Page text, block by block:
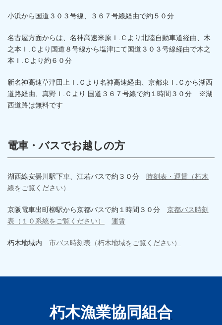
小浜から国道３０３号線、３６７号線経由で約５０分
名古屋方面からは、名神高速米原Ｉ.Ｃより北陸自動車道経由、木
之本Ｉ.Ｃより国道８号線から塩津にて国道３０３号線経由で木之
本Ｉ.Ｃより約６０分
新名神高速草津田上Ｉ.Ｃより名神高速経由、京都東Ｉ.Ｃから湖西
道路経由、真野Ｉ.Ｃより 国道３６７号線で約１時間３０分 ※湖
西道路は無料です
電車・バスでお越しの方
湖西線安曇川駅下車、江若バスで約３０分 時刻表・運賃（朽木
線をご覧ください）
京阪電車出町柳駅から京都バスで約１時間３０分 京都バス時刻
表（１０系統をご覧ください）
運賃
朽木地域内 市バス時刻表（朽木地域をご覧ください）
朽木漁業協同組合